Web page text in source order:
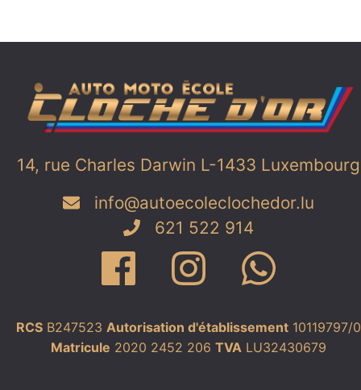
14, rue Charles Darwin L-1433 Luxembourg
info@autoecoleclochedor.lu
621 522 914
RCS B247523 Autorisation d'établissement 10119797/0
Matricule 2020 2452 206 TVA LU32430679